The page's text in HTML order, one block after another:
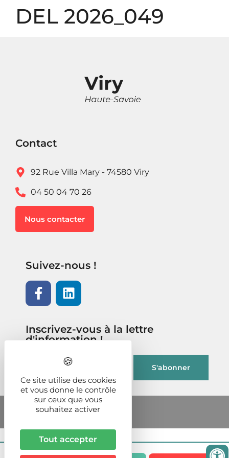
DEL 2026_049
Contact
92 Rue Villa Mary - 74580 Viry
04 50 04 70 26
Nous contacter
Suivez-nous !
Inscrivez-vous à la lettre
d'information !
Ce site utilise des cookies
et vous donne le contrôle
sur ceux que vous
souhaitez activer
Tout accepter